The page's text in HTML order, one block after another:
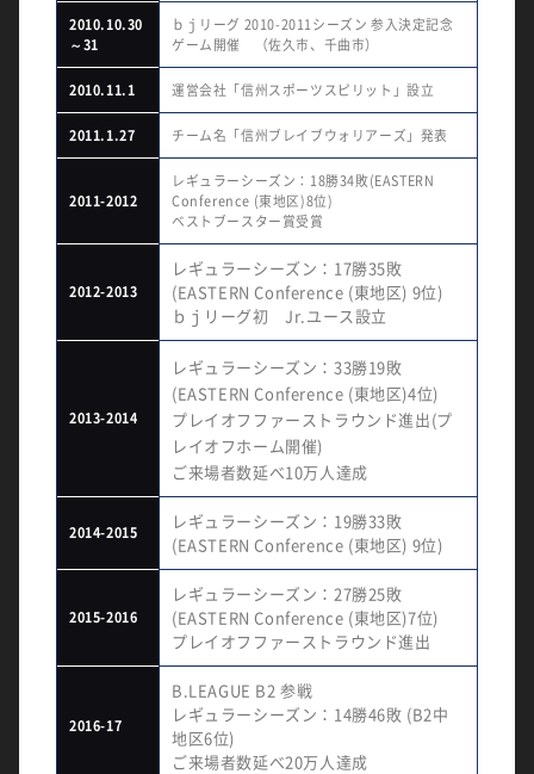
2010.10.30
～31
ｂｊリーグ 2010-2011シーズン 参入決定記念
ゲーム開催 （佐久市、千曲市）
2010.11.1 運営会社「信州スポーツスピリット」設立
2011.1.27 チーム名「信州ブレイブウォリアーズ」発表
2011-2012
レギュラーシーズン：18勝34敗(EASTERN
Conference (東地区)8位)
ベストブースター賞受賞
2012-2013
レギュラーシーズン：17勝35敗
(EASTERN Conference (東地区) 9位)
ｂｊリーグ初 Jr.ユース設立
2013-2014
レギュラーシーズン：33勝19敗
(EASTERN Conference (東地区)4位)
プレイオフファーストラウンド進出(プ
レイオフホーム開催)
ご来場者数延べ10万人達成
2014-2015
レギュラーシーズン：19勝33敗
(EASTERN Conference (東地区) 9位)
2015-2016
レギュラーシーズン：27勝25敗
(EASTERN Conference (東地区)7位)
プレイオフファーストラウンド進出
2016-17
B.LEAGUE B2 参戦
レギュラーシーズン：14勝46敗 (B2中
地区6位)
ご来場者数延べ20万人達成